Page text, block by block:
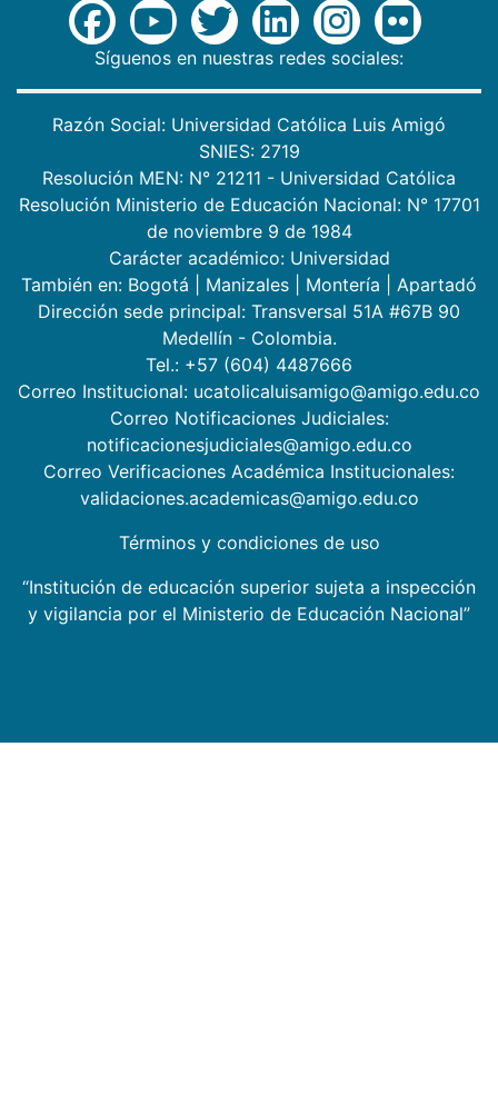
Síguenos en nuestras redes sociales:
Razón Social: Universidad Católica Luis Amigó
SNIES: 2719
Resolución MEN: N° 21211 - Universidad Católica
Resolución Ministerio de Educación Nacional: N° 17701
de noviembre 9 de 1984
Carácter académico: Universidad
También en: Bogotá Manizales Montería
Apartadó
Dirección sede principal: Transversal 51A #67B 90
Medellín - Colombia.
Tel.: +57 (604) 4487666
Correo Institucional: ucatolicaluisamigo@amigo.edu.co
Correo Notificaciones Judiciales:
notificacionesjudiciales@amigo.edu.co
Correo Verificaciones Académica Institucionales:
validaciones.academicas@amigo.edu.co
Términos y condiciones de uso
“Institución de educación superior sujeta a inspección
y vigilancia por el Ministerio de Educación Nacional”